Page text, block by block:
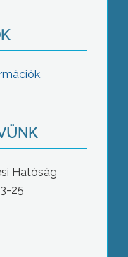
Hatóság
25